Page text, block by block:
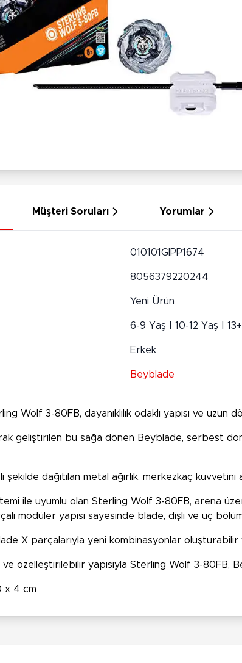
Nerf
Silahlar
Silah Setleri
Kılıç Setleri
Maketler
Sihirbazlık Setleri
Puzzlelar
Çeşitli Eğlence
El İşi Setleri
Müşteri Soruları Yorumlar
010101GIPP1674
8056379220244
Yeni Ürün
6-9 Yaş | 10-12 Yaş |
Erkek
Beyblade
Wolf 3-80FB, dayanıklılık odaklı yapısı ve
geliştirilen bu sağa dönen Beyblade, serbest
şekilde dağıtılan metal ağırlık, merkezkaç
ile uyumlu olan Sterling Wolf 3-80FB, arena
modüler yapısı sayesinde blade, dişli ve uç
X parçalarıyla yeni kombinasyonlar
ve özelleştirilebilir yapısıyla Sterling Wolf 3-
x 4 cm